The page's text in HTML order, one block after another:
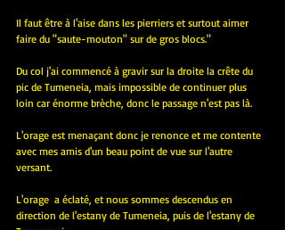
Il faut être à l'aise dans les pierriers et surtout aimer
faire du "saute-mouton" sur de gros blocs."
Du col j'ai commencé à gravir sur la droite la crête du
pic de Tumeneia, mais impossible de continuer plus
loin car énorme brèche, donc le passage n'est pas là.
L'orage est menaçant donc je renonce et me contente
avec mes amis d'un beau point de vue sur l'autre
versant.
L'orage  a éclaté, et nous sommes descendus en
direction de l'estany de Tumeneia, puis de l'estany de